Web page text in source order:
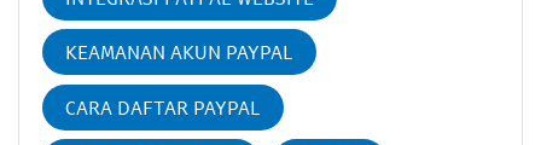
KEAMANAN AKUN PAYPAL
CARA DAFTAR PAYPAL